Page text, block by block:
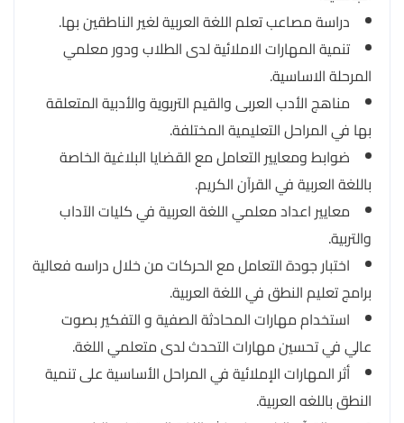
دراسة مصاعب تعلم اللغة العربية لغير الناطقين بها.
تنمية المهارات الاملائية لدى الطلاب ودور معلمي
المرحلة الاساسية.
مناهج الأدب العربى والقيم التربوية والأدبية المتعلقة
بها في المراحل التعليمية المختلفة.
ضوابط ومعايير التعامل مع القضايا البلاغية الخاصة
باللغة العربية في القرآن الكريم.
معايير اعداد معلمي اللغة العربية في كليات الآداب
والتربية.
اختبار جودة التعامل مع الحركات من خلال دراسه فعالية
برامج تعليم النطق في اللغة العربية.
استخدام مهارات المحادثة الصفية و التفكير بصوت
عالي في تحسين مهارات التحدث لدى متعلمي اللغة.
أثر المهارات الإملائية في المراحل الأساسية على تنمية
النطق باللغه العربية.